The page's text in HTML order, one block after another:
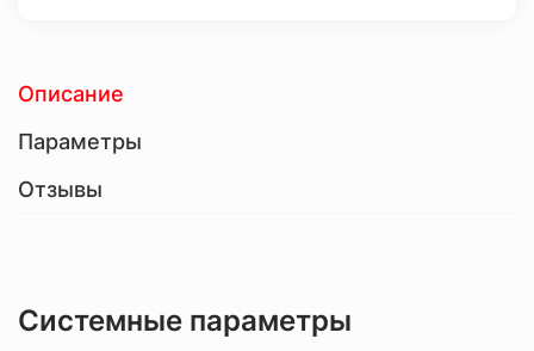
Описание
Параметры
Отзывы
Системные параметры